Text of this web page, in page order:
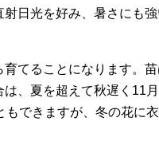
日光を好み、暑さにも
てることになります。
、夏を超えて秋遅く11
できますが、冬の花に